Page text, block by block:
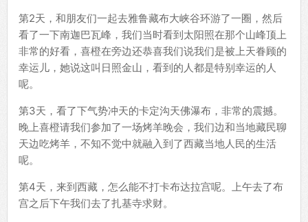
第2天，和朋友们一起去雅鲁藏布大峡谷环游了一圈，然后
看了一下南迦巴瓦峰，我们当时看到太阳照在那个山峰顶上
非常的好看，喜橙在旁边还恭喜我们说我们是被上天眷顾的
幸运儿，她说这叫日照金山，看到的人都是特别幸运的人
呢。
第3天，看了下气势冲天的卡定沟天佛瀑布，非常的震撼。
晚上喜橙请我们参加了一场烤羊晚会，我们边和当地藏民聊
天边吃烤羊，不知不觉中就融入到了西藏当地人民的生活
呢。
第4天，来到西藏，怎么能不打卡布达拉宫呢。上午去了布
宫之后下午我们去了扎基寺求财。